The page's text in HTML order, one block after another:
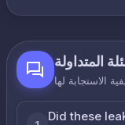
المتداولة
الاستجابة لها
Did these